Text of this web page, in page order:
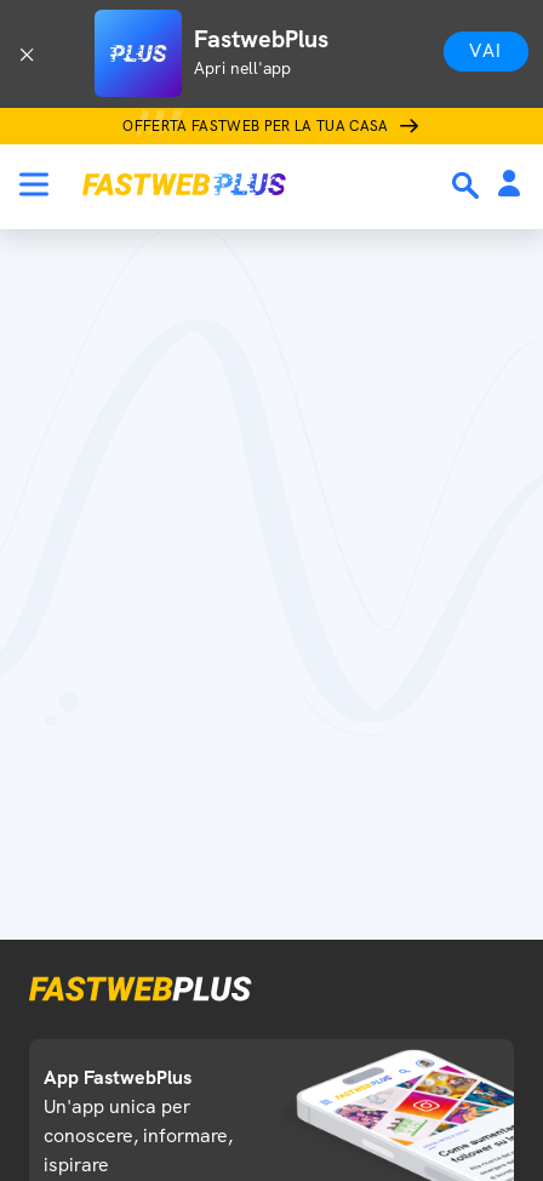
FastwebPlus
Apri nell'app
VAI
OFFERTA FASTWEB PER LA TUA CASA
App FastwebPlus
Un'app unica per
conoscere, informare,
ispirare